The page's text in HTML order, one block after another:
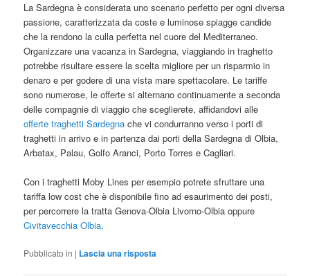
La Sardegna è considerata uno scenario perfetto per ogni diversa
passione, caratterizzata da coste e luminose spiagge candide
che la rendono la culla perfetta nel cuore del Mediterraneo.
Organizzare una vacanza in Sardegna, viaggiando in traghetto
potrebbe risultare essere la scelta migliore per un risparmio in
denaro e per godere di una vista mare spettacolare. Le tariffe
sono numerose, le offerte si alternano continuamente a seconda
delle compagnie di viaggio che sceglierete, affidandovi alle
offerte traghetti Sardegna che vi condurranno verso i porti di
traghetti in arrivo e in partenza dai porti della Sardegna di Olbia,
Arbatax, Palau, Golfo Aranci, Porto Torres e Cagliari.
Con i traghetti Moby Lines per esempio potrete sfruttare una
tariffa low cost che è disponibile fino ad esaurimento dei posti,
per percorrere la tratta Genova-Olbia Livorno-Olbia oppure
Civitavecchia Olbia.
Pubblicato in | Lascia una risposta